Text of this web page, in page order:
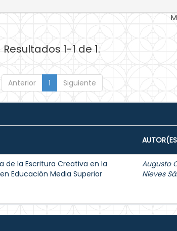
Resultados 1-1 de 1.
Anterior 1 Siguiente
de la Escritura Creativa en la
Educación Media Superior
Augusto
Nieves